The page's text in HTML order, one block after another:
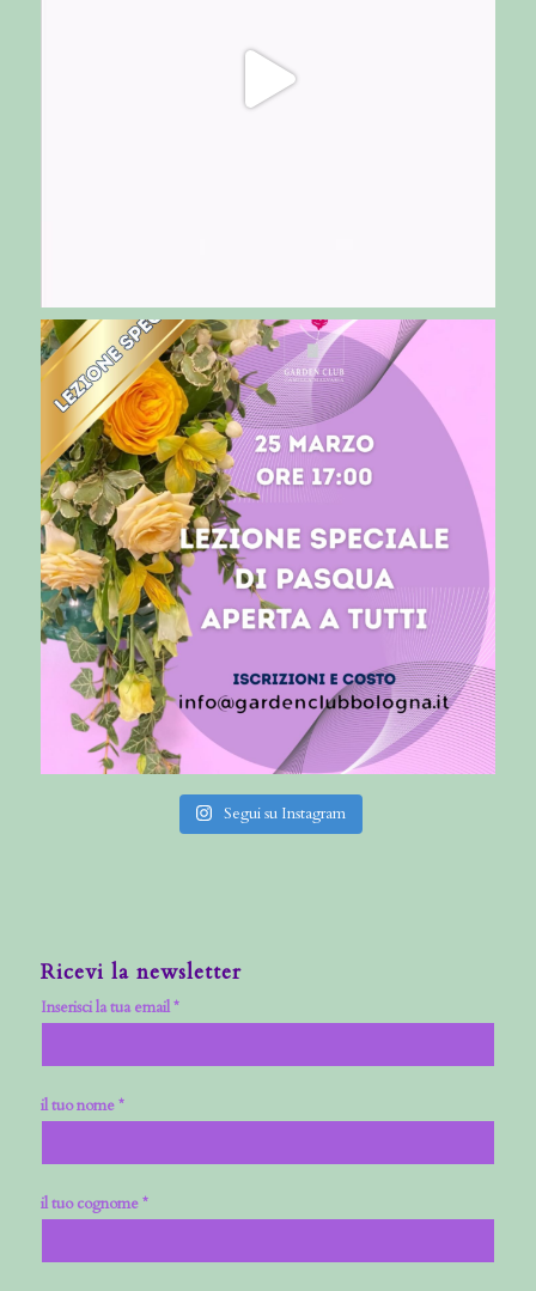
Segui su Instagram
Ricevi la newsletter
Inserisci la tua email *
il tuo nome *
il tuo cognome *